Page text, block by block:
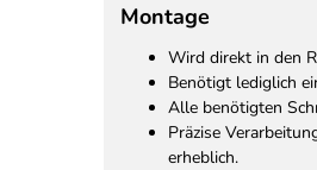
Montage
Wird direkt in den
Benötigt lediglich
Alle benötigten
Präzise
erheblich.